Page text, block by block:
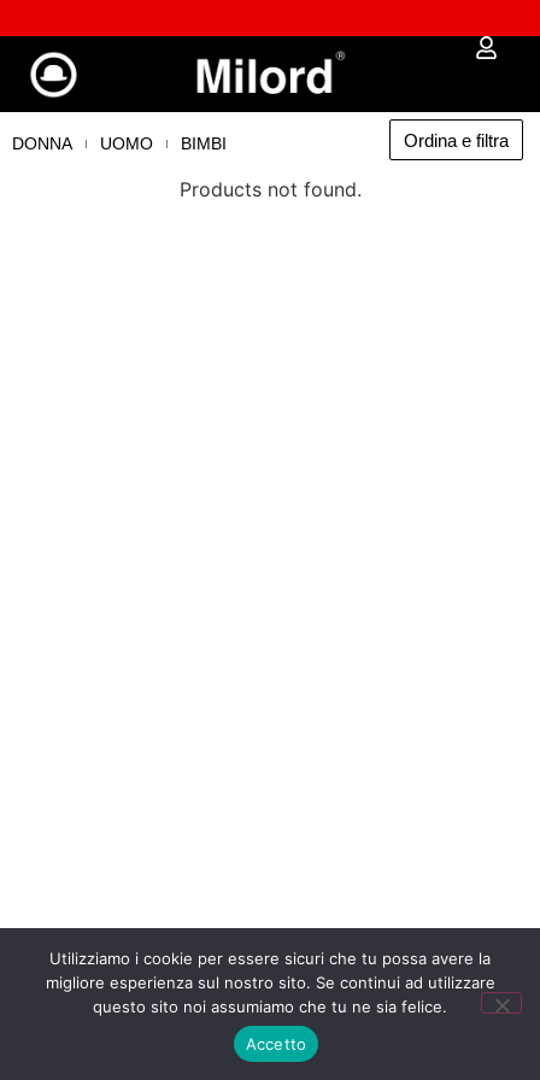
✔︎ Spedizione e reso gratuiti da €100
MENU
DONNA UOMO BIMBI Ordina e filtra
Products not found.
Utilizziamo i cookie per essere sicuri che tu possa avere la
migliore esperienza sul nostro sito. Se continui ad utilizzare
questo sito noi assumiamo che tu ne sia felice.
Accetto